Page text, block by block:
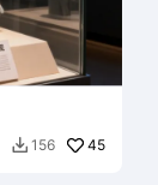
 156 45